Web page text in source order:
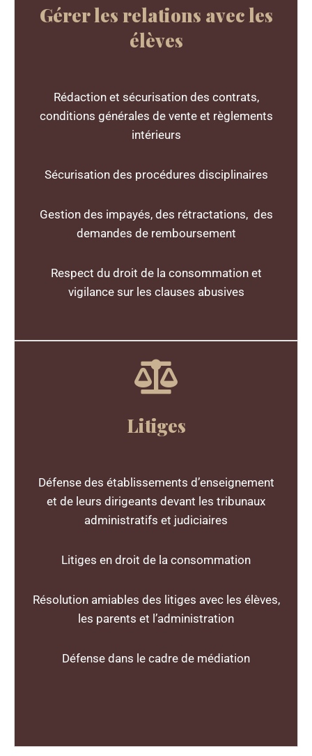
Gérer les relations avec les
élèves
Rédaction et sécurisation des contrats,
conditions générales de vente et règlements
intérieurs
Sécurisation des procédures disciplinaires
Gestion des impayés, des rétractations, des
demandes de remboursement
Respect du droit de la consommation et
vigilance sur les clauses abusives
Litiges
Défense des établissements d’enseignement
et de leurs dirigeants devant les tribunaux
administratifs et judiciaires
Litiges en droit de la consommation
Résolution amiables des litiges avec les élèves,
les parents et l’administration
Défense dans le cadre de médiation